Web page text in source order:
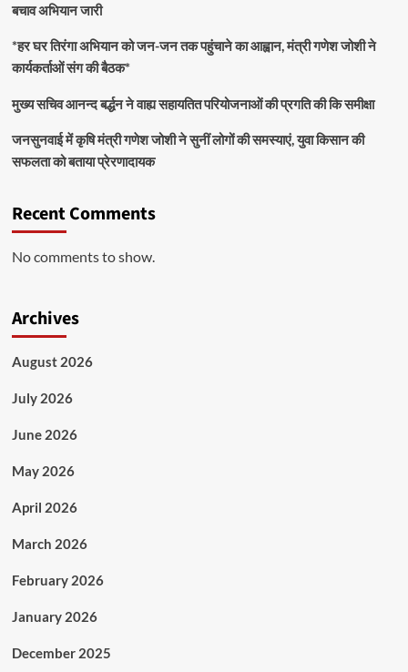
बचाव अभियान जारी
*हर घर तिरंगा अभियान को जन-जन तक पहुंचाने का आह्वान, मंत्री गणेश जोशी ने
कार्यकर्ताओं संग की बैठक*
मुख्य सचिव आनन्द बर्द्धन ने वाह्य सहायतित परियोजनाओं की प्रगति की कि समीक्षा
जनसुनवाई में कृषि मंत्री गणेश जोशी ने सुनीं लोगों की समस्याएं, युवा किसान की
सफलता को बताया प्रेरणादायक
Recent Comments
No comments to show.
Archives
August 2026
July 2026
June 2026
May 2026
April 2026
March 2026
February 2026
January 2026
December 2025